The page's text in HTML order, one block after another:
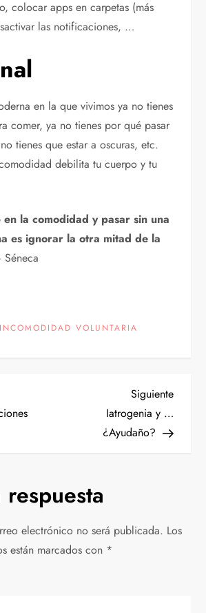
colocar apps en carpetas (más
las notificaciones, …
en la que vivimos ya no tienes
comer, ya no tienes por qué pasar
tienes que estar a oscuras, etc.
debilita tu cuerpo y tu
la comodidad y pasar sin una
es ignorar la otra mitad de la
INCOMODIDAD VOLUNTARIA
Siguiente
Iatrogenia y …
¿Ayudaño?
electrónico no será publicada. Los
están marcados con *